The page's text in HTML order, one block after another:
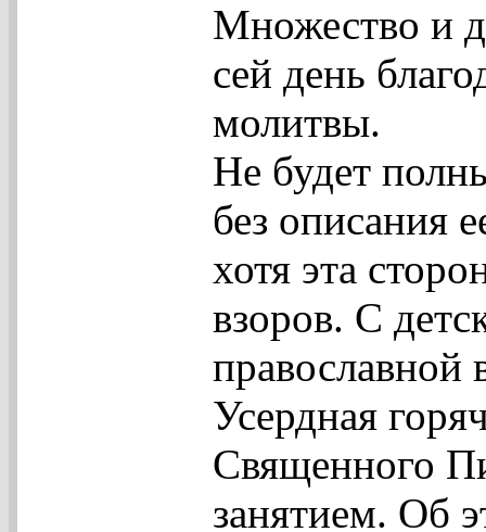
Множество и
сей день
молитвы.
Не будет
без описания
хотя эта
взоров. С
Усердная
Священного
занятием. Об